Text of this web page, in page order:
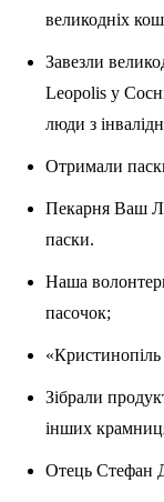
великодніх
Завезли
Leopolis у
люди з
Отримали
Пекарня Ваш
паски.
Наша
пасочок;
«Кристинопіль
Зібрали
інших
Отець Стефан